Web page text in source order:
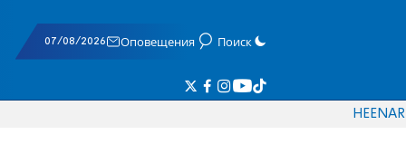
07/08/2026 Оповещения Поиск
HEENAR